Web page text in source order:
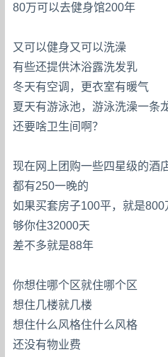
80万可以去健身馆200年
又可以健身又可以洗澡
有些还提供沐浴露洗发乳
冬天有空调，更衣室有暖气
夏天有游泳池，游泳洗澡一条
还要啥卫生间啊？
现在网上团购一些四星级的酒
都有250一晚的
如果买套房子100平，就是800
够你住32000天
差不多就是88年
你想住哪个区就住哪个区
想住几楼就几楼
想住什么风格住什么风格
还没有物业费